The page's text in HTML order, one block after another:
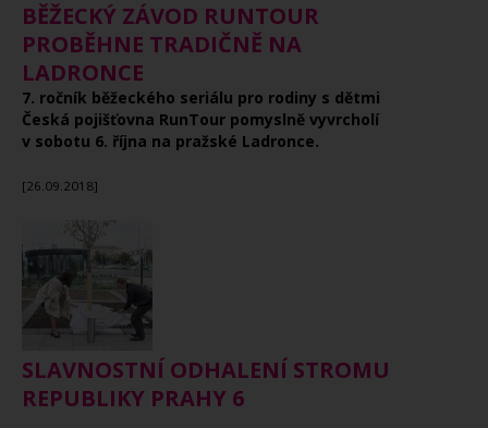
BĚŽECKÝ ZÁVOD RUNTOUR
PROBĚHNE TRADIČNĚ NA
LADRONCE
7. ročník běžeckého seriálu pro rodiny s dětmi
Česká pojišťovna RunTour pomyslně vyvrcholí
v sobotu 6. října na pražské Ladronce.
[26.09.2018]
SLAVNOSTNÍ ODHALENÍ STROMU
REPUBLIKY PRAHY 6